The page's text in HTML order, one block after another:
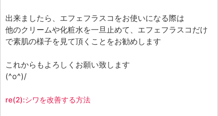
出来ましたら、エフェフラスコをお使いになる際は
他のクリームや化粧水を一旦止めて、エフェフラスコだけ
で素肌の様子を見て頂くことをお勧めします
これからもよろしくお願い致します
(^o^)/
re(2):シワを改善する方法